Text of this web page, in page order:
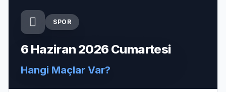
SPOR
6 Haziran 2026 Cumartesi
Hangi Maçlar Var?